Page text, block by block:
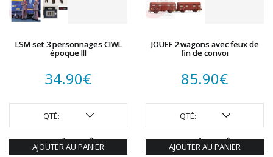
LSM set 3 personnages CIWL
époque III
34.90€
QTÉ:
AJOUTER AU PANIER
JOUEF 2 wagons avec feux de
fin de convoi
85.90€
QTÉ:
AJOUTER AU PANIER